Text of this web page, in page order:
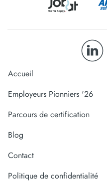
Accueil
Employeurs Pionniers '26
Parcours de certification
Blog
Contact
Politique de confidentialité